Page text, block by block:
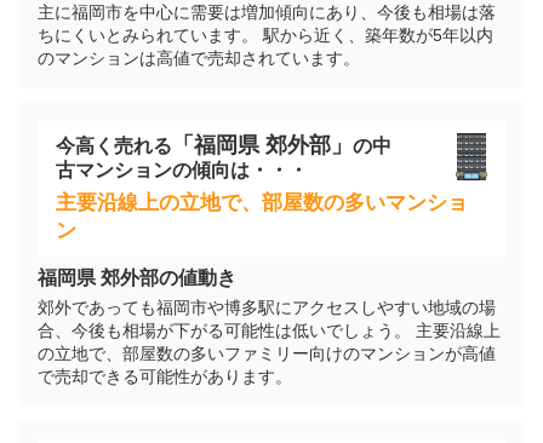
階数:12 階 専有面積:
1,000 万円 2020年11月
階数:9階 専有面積: 62㎡
ハウスドゥ 宗像（株式会社髙山不動産）
主に福岡市を中心に需要は増加傾向にあり、今後も相場は落
ちにくいとみられています。 駅から近く、築年数が5年以内
のマンションは高値で売却されています。
今高く売れる 「 福岡県 郊外部」 の中
古マンションの傾向は・・・
主要沿線上の立地で、部屋数の多いマンショ
ン
福岡県 郊外部の値動き
郊外であっても福岡市や博多駅にアクセスしやすい地域の場
合、今後も相場が下がる可能性は低いでしょう。 主要沿線上
の立地で、部屋数の多いファミリー向けのマンションが高値
で売却できる可能性があります。